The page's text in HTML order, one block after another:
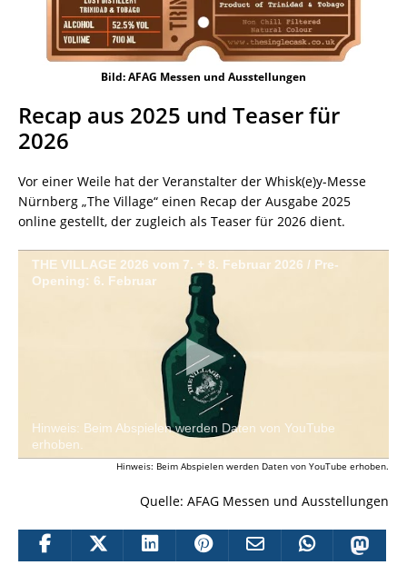
Bild: AFAG Messen und Ausstellungen
Recap aus 2025 und Teaser für
2026
Vor einer Weile hat der Veranstalter der Whisk(e)y-Messe
Nürnberg „The Village“ einen Recap der Ausgabe 2025
online gestellt, der zugleich als Teaser für 2026 dient.
THE VILLAGE 2026 vom 7. + 8. Februar 2026 / Pre-
Opening: 6. Februar
Hinweis: Beim Abspielen werden Daten von YouTube
erhoben.
Hinweis: Beim Abspielen werden Daten von YouTube erhoben.
Quelle: AFAG Messen und Ausstellungen